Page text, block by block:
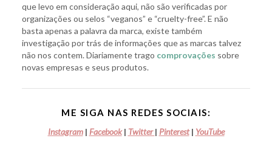
que levo em consideração aqui, não são verificadas por
organizações ou selos “veganos” e “cruelty-free”. E não
basta apenas a palavra da marca, existe também
investigação por trás de informações que as marcas talvez
não nos contem. Diariamente trago comprovações sobre
novas empresas e seus produtos.
ME SIGA NAS REDES SOCIAIS:
Instagram| Facebook| Twitter| Pinterest| YouTube